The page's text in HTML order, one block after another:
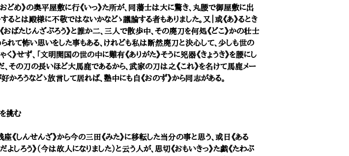
どめ》の奥平屋敷に行《いっ》た所が、同藩士は大に驚き、丸腰で御屋敷に出
するとは殿様に不敬ではないかなどゝ議論する者もありました。又｜或《あ》るとき
ばたじんざぶろう》と誰か二、三人で散歩中、その廃刀を何処《どこ》かの壮士
られて怖い思いをした事もある、けれども私は断然廃刀と決心して、少しも世の
く》せず、「文明開国の世の中に難有《ありがた》そうに兇器《きょうき》を腰にし
その刀の長いほど大馬鹿であるから、武家の刀は之《これ》を名けて馬鹿メー
好かろうなどゝ放言して居れば、塾中にも自《おのず》から同志がある。
挑む
《しんせんざ》から今の三田《みた》に移転した当分の事と思う、或日《ある
よしろう》（今は故人になりました）と云う人が、思切《おもいきっ》た戯《たわぶ